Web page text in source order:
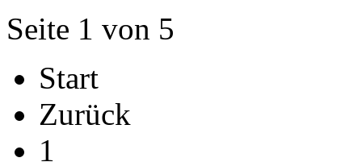
Seite 1 von 5
Start
Zurück
1